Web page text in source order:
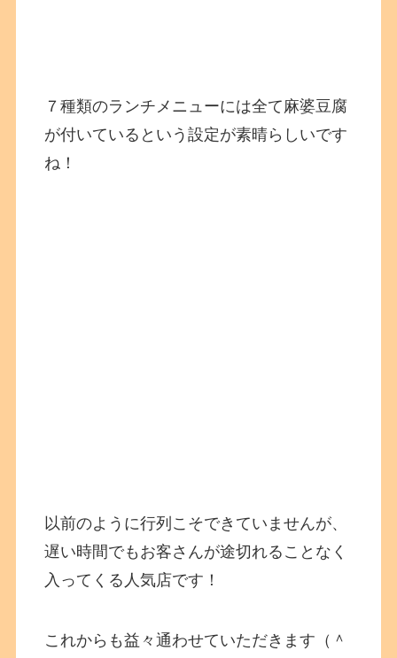
７種類のランチメニューには全て麻婆豆腐
が付いているという設定が素晴らしいです
ね！
以前のように行列こそできていませんが、
遅い時間でもお客さんが途切れることなく
入ってくる人気店です！
これからも益々通わせていただきます（＾